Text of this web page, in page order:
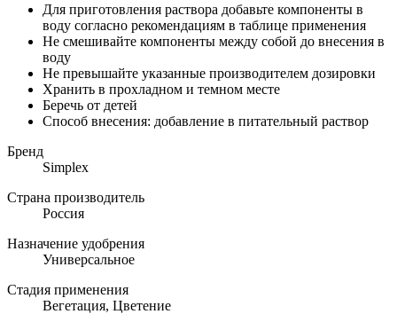
Для приготовления раствора добавьте компоненты в
воду согласно рекомендациям в таблице применения
Не смешивайте компоненты между собой до внесения в
воду
Не превышайте указанные производителем дозировки
Хранить в прохладном и темном месте
Беречь от детей
Способ внесения: добавление в питательный раствор
Бренд
Simplex
Страна производитель
Россия
Назначение удобрения
Универсальное
Стадия применения
Вегетация, Цветение